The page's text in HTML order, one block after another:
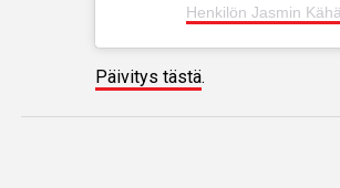
Henkilön Jasmin
Päivitys tästä.